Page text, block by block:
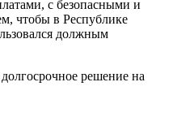
с безопасными и
что­бы в Республике
должным
реше­ние на